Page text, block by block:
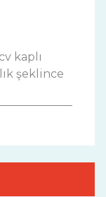
kaplı
şeklince